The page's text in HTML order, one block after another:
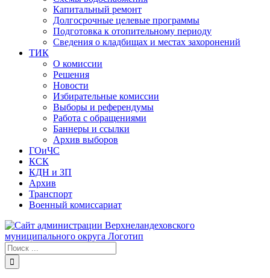
Капитальный ремонт
Долгосрочные целевые программы
Подготовка к отопительному периоду
Сведения о кладбищах и местах захоронений
ТИК
О комиссии
Решения
Новости
Избирательные комиссии
Выборы и референдумы
Работа с обращениями
Баннеры и ссылки
Архив выборов
ГОиЧС
КСК
КДН и ЗП
Архив
Транспорт
Военный комиссариат
Результат
поиска: